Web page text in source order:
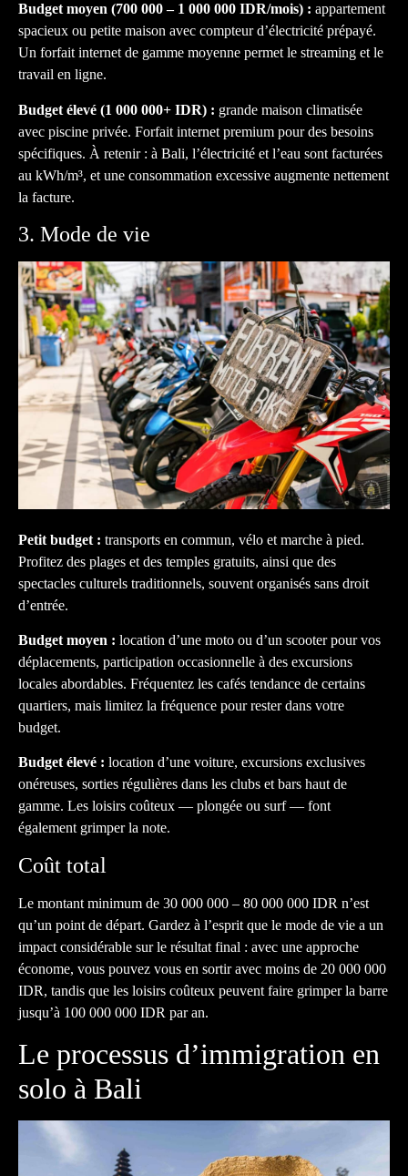
Budget moyen (700 000 – 1 000 000 IDR/mois) : appartement
spacieux ou petite maison avec compteur d’électricité prépayé.
Un forfait internet de gamme moyenne permet le streaming et le
travail en ligne.
Budget élevé (1 000 000+ IDR) : grande maison climatisée
avec piscine privée. Forfait internet premium pour des besoins
spécifiques. À retenir : à Bali, l’électricité et l’eau sont facturées
au kWh/m³, et une consommation excessive augmente nettement
la facture.
3. Mode de vie
Petit budget : transports en commun, vélo et marche à pied.
Profitez des plages et des temples gratuits, ainsi que des
spectacles culturels traditionnels, souvent organisés sans droit
d’entrée.
Budget moyen : location d’une moto ou d’un scooter pour vos
déplacements, participation occasionnelle à des excursions
locales abordables. Fréquentez les cafés tendance de certains
quartiers, mais limitez la fréquence pour rester dans votre
budget.
Budget élevé : location d’une voiture, excursions exclusives
onéreuses, sorties régulières dans les clubs et bars haut de
gamme. Les loisirs coûteux — plongée ou surf — font
également grimper la note.
Coût total
Le montant minimum de 30 000 000 – 80 000 000 IDR n’est
qu’un point de départ. Gardez à l’esprit que le mode de vie a un
impact considérable sur le résultat final : avec une approche
économe, vous pouvez vous en sortir avec moins de 20 000 000
IDR, tandis que les loisirs coûteux peuvent faire grimper la barre
jusqu’à 100 000 000 IDR par an.
Le processus d’immigration en
solo à Bali